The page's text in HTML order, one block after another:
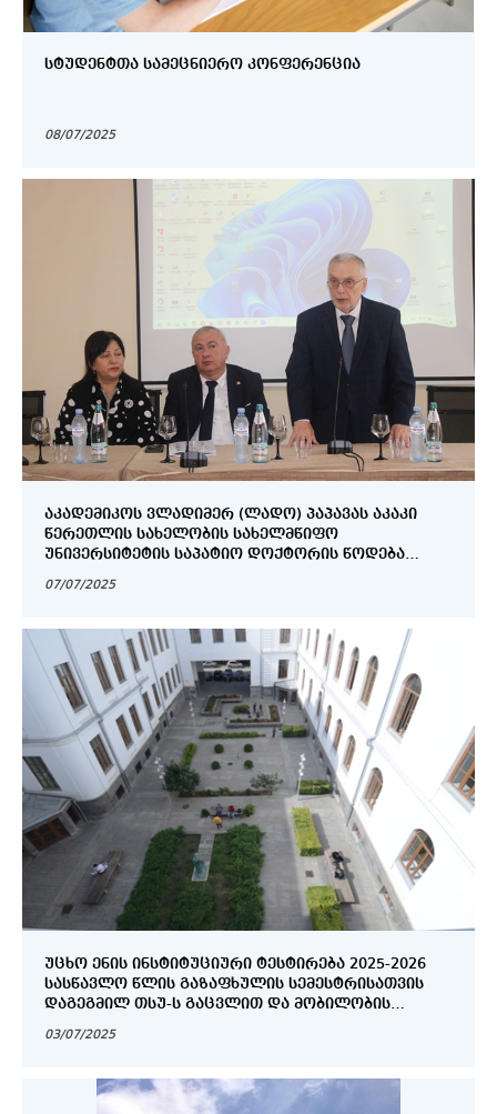
ᲡᲢᲣᲓᲔᲜᲢᲗᲐ ᲡᲐᲛᲔᲪᲜᲘᲔᲠᲝ ᲙᲝᲜᲤᲔᲠᲔᲜᲪᲘᲐ
08/07/2025
ᲐᲙᲐᲓᲔᲛᲘᲙᲝᲡ ᲕᲚᲐᲓᲘᲛᲔᲠ (ᲚᲐᲓᲝ) ᲞᲐᲞᲐᲕᲐᲡ ᲐᲙᲐᲙᲘ
ᲬᲔᲠᲔᲗᲚᲘᲡ ᲡᲐᲮᲔᲚᲝᲑᲘᲡ ᲡᲐᲮᲔᲚᲛᲬᲘᲤᲝ
ᲣᲜᲘᲕᲔᲠᲡᲘᲢᲔᲢᲘᲡ ᲡᲐᲞᲐᲢᲘᲝ ᲓᲝᲥᲢᲝᲠᲘᲡ ᲬᲝᲓᲔᲑᲐ
07/07/2025
ᲣᲪᲮᲝ ᲔᲜᲘᲡ ᲘᲜᲡᲢᲘᲢᲣᲪᲘᲣᲠᲘ ᲢᲔᲡᲢᲘᲠᲔᲑᲐ 2025-2026
ᲡᲐᲡᲬᲐᲕᲚᲝ ᲬᲚᲘᲡ ᲒᲐᲖᲐᲤᲮᲣᲚᲘᲡ ᲡᲔᲛᲔᲡᲢᲠᲘᲡᲐᲗᲕᲘᲡ
ᲓᲐᲒᲔᲒᲛᲘᲚ ᲗᲡᲣ-Ს ᲒᲐᲪᲕᲚᲘᲗ ᲓᲐ ᲛᲝᲑᲘᲚᲝᲑᲘᲡ
ᲡᲢᲣᲓᲔᲜᲢᲔᲑᲘᲡᲐᲗᲕᲘᲡ
03/07/2025